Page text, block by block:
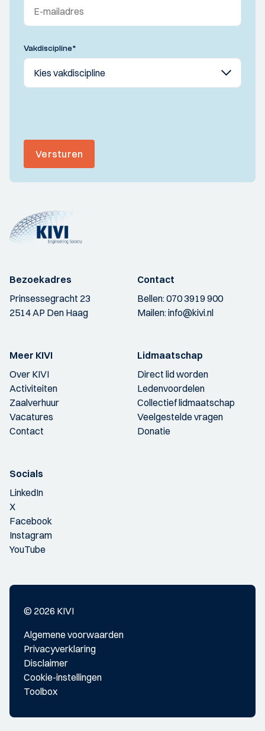
Vakdiscipline*
Versturen
Bezoekadres
Prinsessegracht 23
2514 AP Den Haag
Contact
Bellen:070 3919 900
Mailen:info@kivi.nl
Meer KIVI
Over KIVI
Activiteiten
Zaalverhuur
Vacatures
Contact
Lidmaatschap
Direct lid worden
Ledenvoordelen
Collectief lidmaatschap
Veelgestelde vragen
Donatie
Socials
LinkedIn
X
Facebook
Instagram
YouTube
© 2026 KIVI
Algemene voorwaarden
Privacyverklaring
Disclaimer
Cookie-instellingen
Toolbox